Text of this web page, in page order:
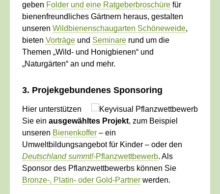
geben Folder und eine Ratgeberbroschüre für
bienenfreundliches Gärtnern heraus, gestalten
unseren Wildbienenschaugarten Schöneweide,
bieten Vorträge und Seminare rund um die
Themen „Wild- und Honigbienen“ und
„Naturgärten“ an und mehr.
3. Projekgebundenes Sponsoring
Hier unterstützen
Sie ein ausgewähltes Projekt, zum Beispiel
unseren Bienenkoffer – ein
Umweltbildungsangebot für Kinder – oder den
Deutschland summt!-Pflanzwettbewerb. Als
Sponsor des Pflanzwettbewerbs können Sie
Bronze-, Platin- oder Gold-Partner werden.